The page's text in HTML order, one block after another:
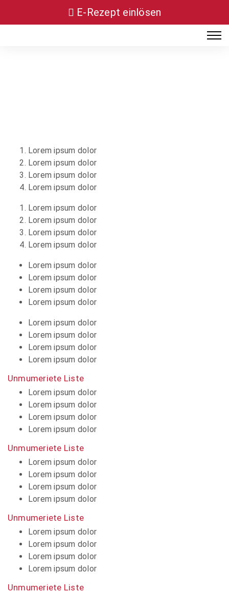
E-Rezept einlösen
Lorem ipsum dolor
Lorem ipsum dolor
Lorem ipsum dolor
Lorem ipsum dolor
Lorem ipsum dolor
Lorem ipsum dolor
Lorem ipsum dolor
Lorem ipsum dolor
Lorem ipsum dolor
Lorem ipsum dolor
Lorem ipsum dolor
Lorem ipsum dolor
Lorem ipsum dolor
Lorem ipsum dolor
Lorem ipsum dolor
Lorem ipsum dolor
Unmumeriete Liste
Lorem ipsum dolor
Lorem ipsum dolor
Lorem ipsum dolor
Lorem ipsum dolor
Unmumeriete Liste
Lorem ipsum dolor
Lorem ipsum dolor
Lorem ipsum dolor
Lorem ipsum dolor
Unmumeriete Liste
Lorem ipsum dolor
Lorem ipsum dolor
Lorem ipsum dolor
Lorem ipsum dolor
Unmumeriete Liste